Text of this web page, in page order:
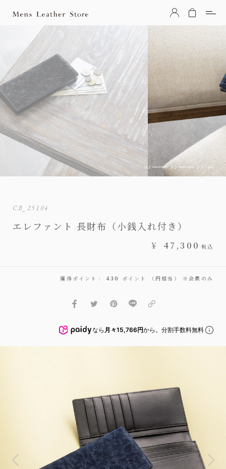
Mens Leather Store（メンズレザーストア）
CB_25104
エレファント 長財布（小銭入れ付き）
¥ 47,300 税込
獲得ポイント： 430 ポイント （円相当） ※会員のみ
なら 月々15,766円から。分割手数料無料